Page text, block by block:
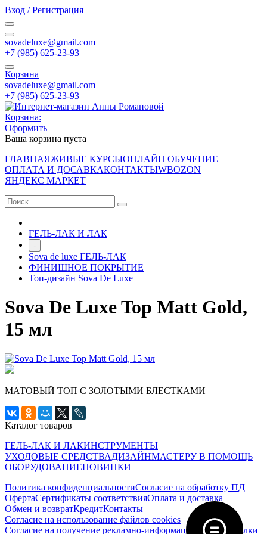
Вход / Регистрация
sovadeluxe@gmail.com
‭+7 (985) 625-23-93‬
Корзина
sovadeluxe@gmail.com
‭+7 (985) 625-23-93‬
Корзина:
Оформить
Ваша корзина пуста
ГЛАВНАЯЖИВЫЕ КУРСЫОНЛАЙН ОБУЧЕНИЕ
ОПЛАТА И ДОСАВКАКОНТАКТЫWBOZON
ЯНДЕКС МАРКЕТ
ГЕЛЬ-ЛАК И ЛАК
-
Sova de luxe ГЕЛЬ-ЛАК
ФИНИШНОЕ ПОКРЫТИЕ
Топ-дизайн Sova De Luxe
Sova De Luxe Top Matt Gold,
15 мл
МАТОВЫЙ ТОП С ЗОЛОТЫМИ БЛЕСТКАМИ
Каталог товаров
ГЕЛЬ-ЛАК И ЛАКИНСТРУМЕНТЫ
УХОДОВЫЕ СРЕДСТВАДИЗАЙНМАСТЕРУ В ПОМОЩЬ
ОБОРУДОВАНИЕНОВИНКИ
Политика конфиденциальностиСогласие на обработку ПД
ОфертаСертификаты соответствияОплата и доставка
Обмен и возвратКредитКонтакты
Согласие на использование файлов cookies
Согласие на получение рекламно-информационной рассылки